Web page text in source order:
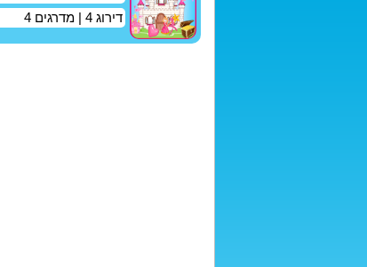
דירוג 4 | מדרגים 4